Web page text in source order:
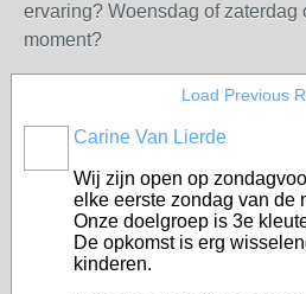
ervaring? Woensdag of zaterdag
moment?
Load Previous
Carine Van Lierde
Wij zijn open op
elke eerste zondag van de
Onze doelgroep is 3e
De opkomst is erg
kinderen.